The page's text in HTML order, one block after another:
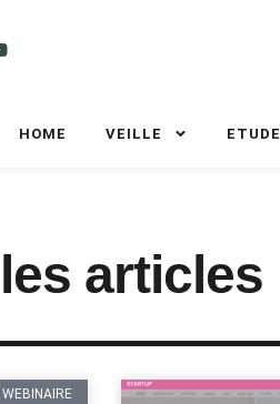
HOME VEILLE ETUDE
articles
WEBINAIRE